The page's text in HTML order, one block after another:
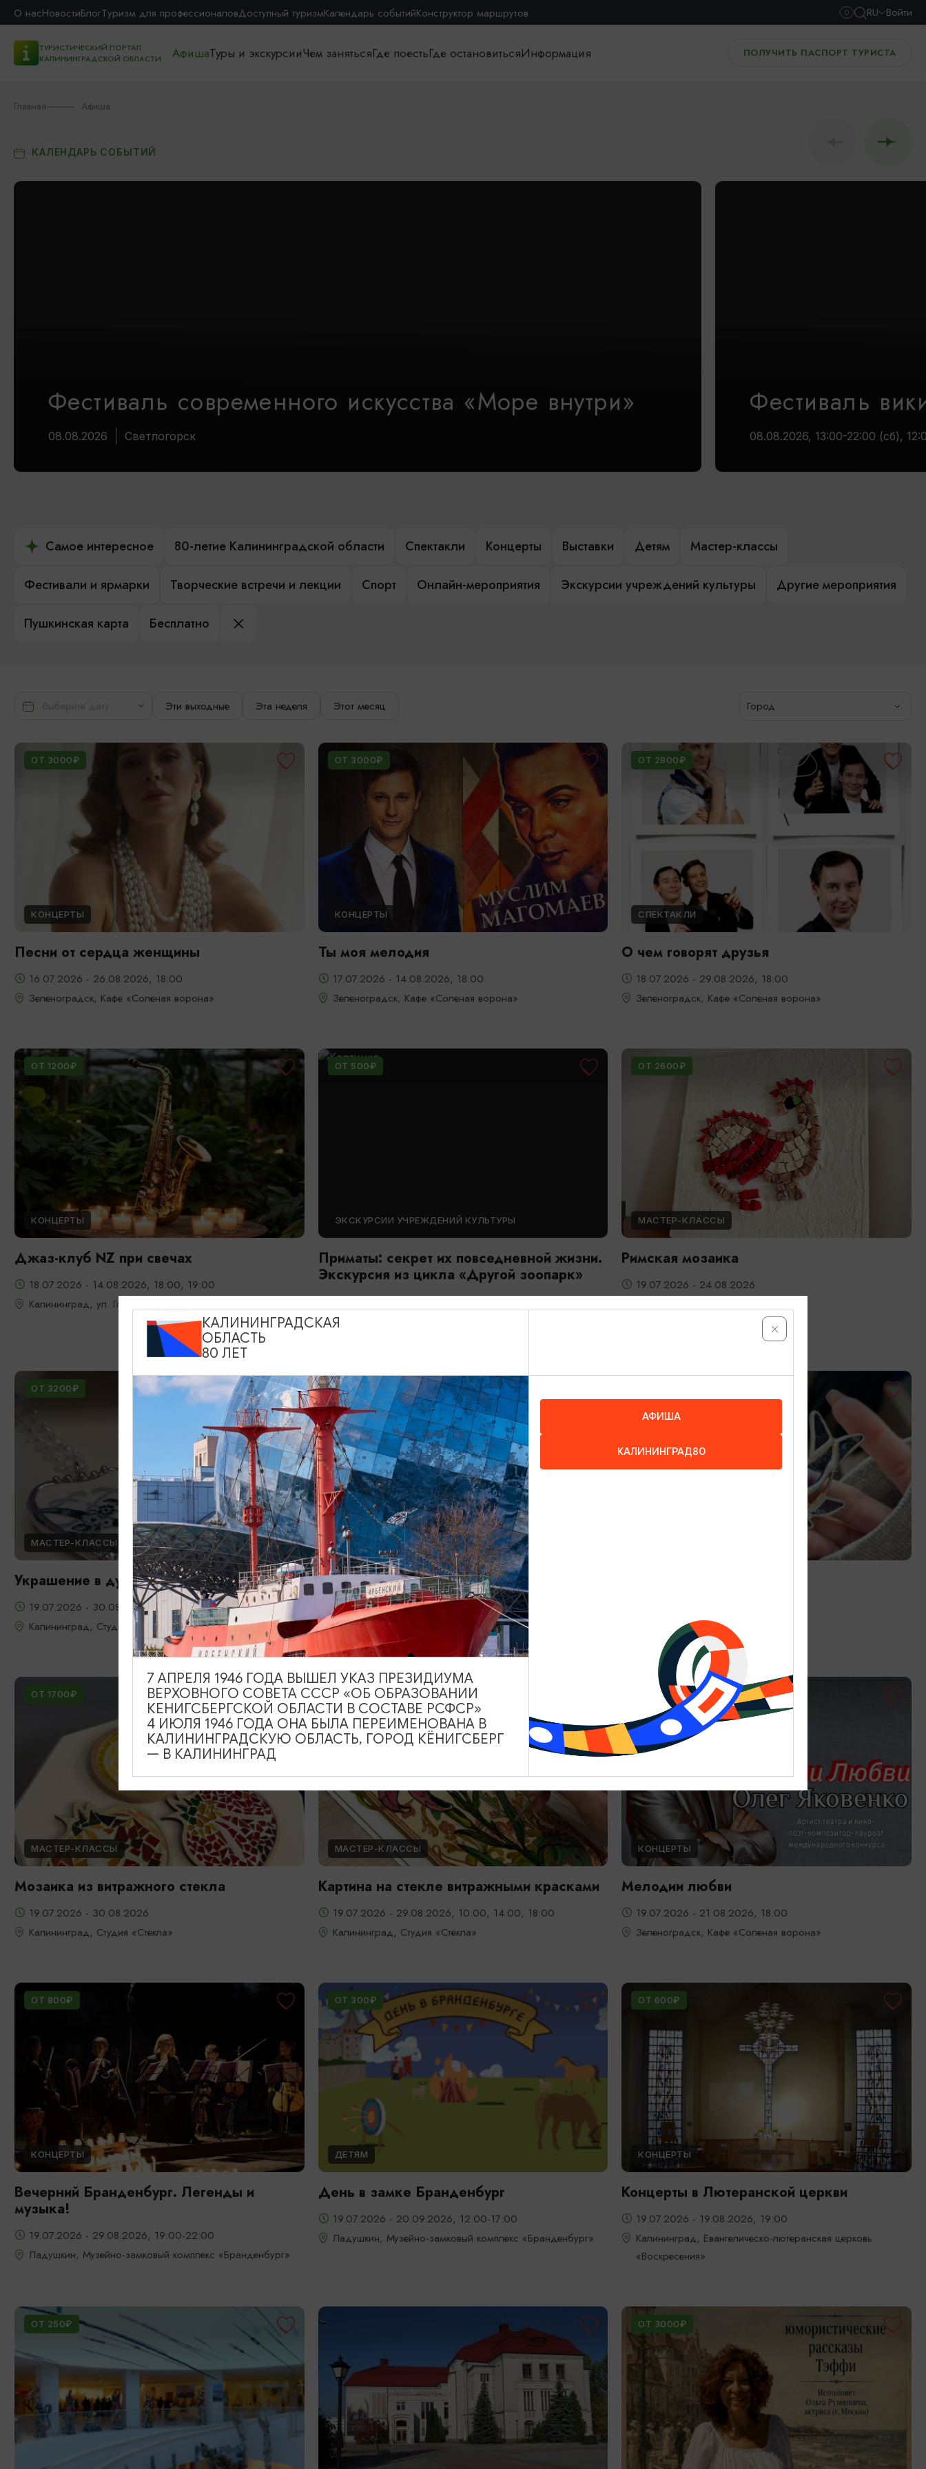
О насНовостиБлогТуризм для профессионаловДоступный туризмКалендарь событийКонструктор маршрутов RU Войти
ТУРИСТИЧЕСКИЙ ПОРТАЛ
КАЛИНИНГРАДСКОЙ ОБЛАСТИ
АфишаТуры и экскурсииЧем занятьсяГде поестьГде остановитьсяИнформация ПОЛУЧИТЬ ПАСПОРТ ТУРИСТА
Главная Афиша
КАЛЕНДАРЬ СОБЫТИЙ
Фестиваль современного искусства «Море внутри»
08.08.2026 Светлогорск
Фестиваль
08.08.2026, 13:00-22:00 (сб),
Самое интересное 80-летие Калининградской области Спектакли Концерты Выставки Детям Мастер-классы
Фестивали и ярмарки Творческие встречи и лекции Спорт Онлайн-мероприятия Экскурсии учреждений культуры Другие мероприятия
Пушкинская карта Бесплатно
Эти выходные Эта неделя Этот месяц Город
ОТ 3000₽
КОНЦЕРТЫ
Песни от сердца женщины
16.07.2026 - 26.08.2026, 18:00
Зеленоградск, Кафе «Соленая ворона»
ОТ 3000₽
КОНЦЕРТЫ
Ты моя мелодия
17.07.2026 - 14.08.2026, 18:00
Зеленоградск, Кафе «Соленая ворона»
ОТ 2800₽
СПЕКТАКЛИ
О чем говорят друзья
18.07.2026 - 29.08.2026, 18:00
Зеленоградск, Кафе «Соленая ворона»
ОТ 1200₽
КОНЦЕРТЫ
Джаз-клуб NZ при свечах
18.07.2026 - 14.08.2026, 18:00, 19:00
Калининград, ул. Глазунова, 9
ОТ 500₽
ЭКСКУРСИИ УЧРЕЖДЕНИЙ КУЛЬТУРЫ
Приматы: секрет их повседневной жизни.
Экскурсия из цикла «Другой зоопарк»
Калининград, Калининградский зоопарк
ОТ 2600₽
МАСТЕР-КЛАССЫ
Римская мозаика
19.07.2026 - 24.08.2026
ОТ 3200₽
МАСТЕР-КЛАССЫ
Украшение в духе старого Кенигсберга
19.07.2026 - 30.08.2026
Калининград, Студия «Стёкла»
ОТ 2800₽
МАСТЕР-КЛАССЫ
Мозаика в технике Тренкадис
19.07.2026 - 28.08.2026, 10:00, 18:00
Калининград, Студия «Стёкла»
Калининград, Студия «Стёкла»
ОТ 1700₽
МАСТЕР-КЛАССЫ
Мозаика из витражного стекла
19.07.2026 - 30.08.2026
Калининград, Студия «Стёкла»
ОТ 2200₽
МАСТЕР-КЛАССЫ
Картина на стекле витражными красками
19.07.2026 - 29.08.2026, 10:00, 14:00, 18:00
Калининград, Студия «Стёкла»
ОТ 3000₽
КОНЦЕРТЫ
Мелодии любви
19.07.2026 - 21.08.2026, 18:00
Зеленоградск, Кафе «Соленая ворона»
ОТ 800₽
КОНЦЕРТЫ
Вечерний Бранденбург. Легенды и
музыка!
19.07.2026 - 29.08.2026, 19:00-22:00
Ладушкин, Музейно-замковый комплекс «Бранденбург»
ОТ 300₽
ДЕТЯМ
День в замке Бранденбург
19.07.2026 - 20.09.2026, 12:00-17:00
Ладушкин, Музейно-замковый комплекс «Бранденбург»
ОТ 600₽
КОНЦЕРТЫ
Концерты в Лютеранской церкви
19.07.2026 - 19.08.2026, 19:00
Калининград, Евангелическо-лютеранская церковь
«Воскресения»
ОТ 250₽ ОТ 3000₽
КАЛИНИНГРАДСКАЯ
ОБЛАСТЬ
80 ЛЕТ
АФИША
КАЛИНИНГРАД80
7 АПРЕЛЯ 1946 ГОДА ВЫШЕЛ УКАЗ ПРЕЗИДИУМА
ВЕРХОВНОГО СОВЕТА СССР «ОБ ОБРАЗОВАНИИ
КЕНИГСБЕРГСКОЙ ОБЛАСТИ В СОСТАВЕ РСФСР»
4 ИЮЛЯ 1946 ГОДА ОНА БЫЛА ПЕРЕИМЕНОВАНА В
КАЛИНИНГРАДСКУЮ ОБЛАСТЬ, ГОРОД КЁНИГСБЕРГ
— В КАЛИНИНГРАД